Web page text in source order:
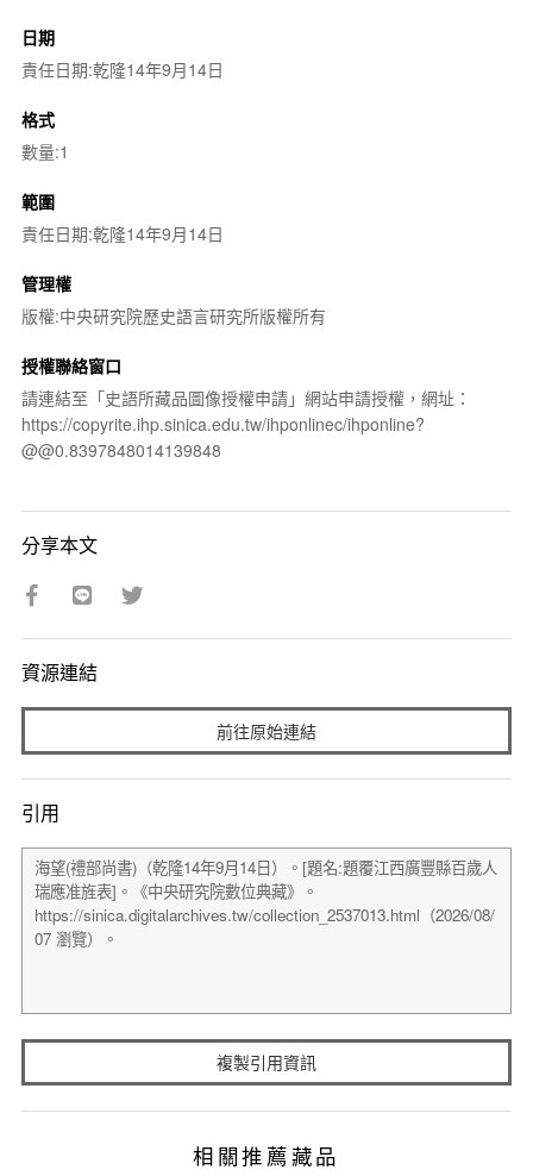
日期
責任日期:乾隆14年9月14日
格式
數量:1
範圍
責任日期:乾隆14年9月14日
管理權
版權:中央研究院歷史語言研究所版權所有
授權聯絡窗口
請連結至「史語所藏品圖像授權申請」網站申請授權，網址：
https://copyrite.ihp.sinica.edu.tw/ihponlinec/ihponline?
@@0.8397848014139848
分享本文
資源連結
前往原始連結
引用
複製引用資訊
相關推薦藏品